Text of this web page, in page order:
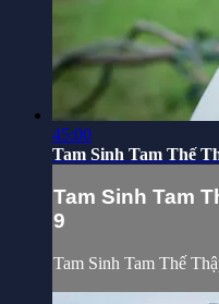
45:00
Tam Sinh Tam Thế
Tam Sinh Tam
9
Tam Sinh Tam Thế